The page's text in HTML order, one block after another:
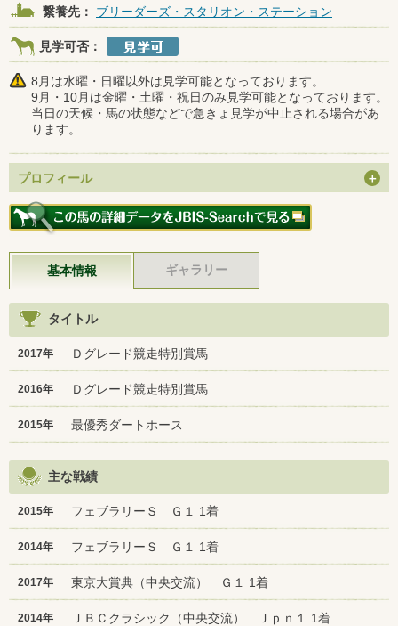
繋養先： ブリーダーズ・スタリオン・ステーション
見学可否：
8月は水曜・日曜以外は見学可能となっております。
9月・10月は金曜・土曜・祝日のみ見学可能となっております。
当日の天候・馬の状態などで急きょ見学が中止される場合があ
ります。
プロフィール
基本情報 ギャラリー
タイトル
2017年 Ｄグレード競走特別賞馬
2016年 Ｄグレード競走特別賞馬
2015年 最優秀ダートホース
主な戦績
2015年 フェブラリーＳ Ｇ１ 1着
2014年 フェブラリーＳ Ｇ１ 1着
2017年 東京大賞典（中央交流） Ｇ１ 1着
2014年 ＪＢＣクラシック（中央交流） Ｊｐｎ１ 1着